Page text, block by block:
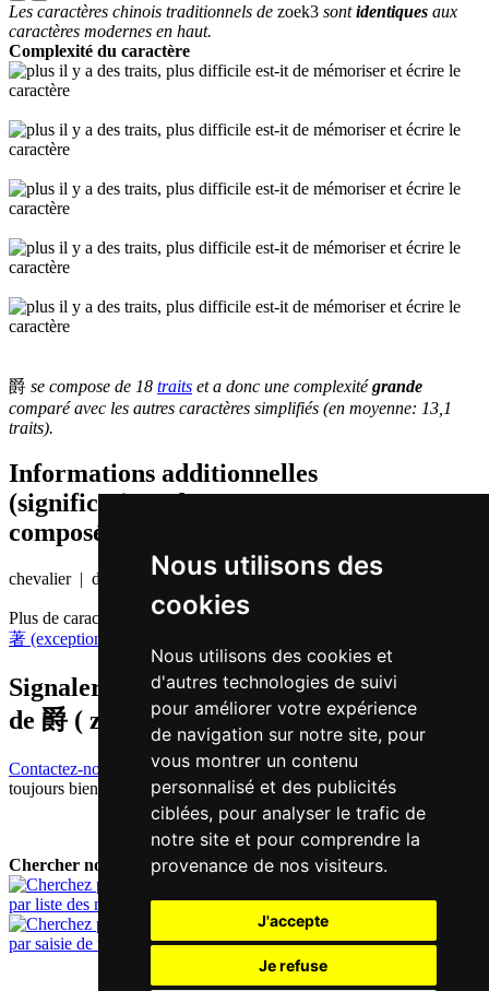
Nous utilisons des
cookies
Nous utilisons des cookies et
d'autres technologies de suivi
pour améliorer votre expérience
de navigation sur notre site, pour
vous montrer un contenu
personnalisé et des publicités
ciblées, pour analyser le trafic de
notre site et pour comprendre la
provenance de nos visiteurs.
J'accepte
Je refuse
Les caractères chinois traditionnels de zoek3 sontidentiques aux
caractères modernes en haut.
Complexité du caractère
爵 se compose de 18 traits et a donc une complexitégrande
comparé avec les autres caractères simplifiés (en moyenne: 13,1
traits).
Informations additionnelles
(significations de composants, mots
composés etc.)
chevalier | duc
Plus de caractères qui se prononcent
著 (exceptionnel)
Signaler traduction fausse ou manquante
de 爵 ( zoek / zoek3 )
Contactez-nous!
Votre feedback et critique constructive seront
toujours bienvenus.
Chercher nouveau mot:
par liste des mots
par saisie de texte